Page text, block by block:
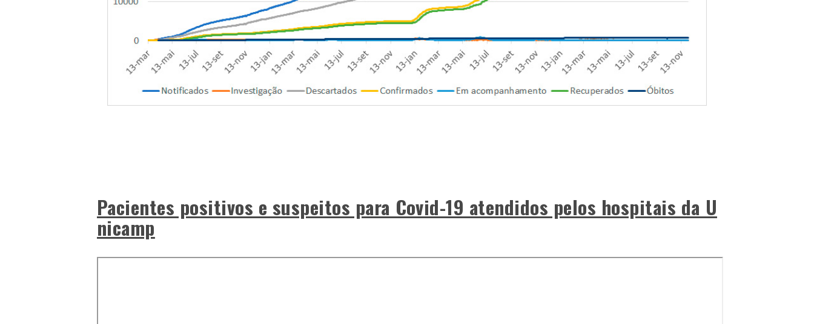
Pacientes positivos e suspeitos para Covid-19 atendidos pelos hospitais da U
nicamp